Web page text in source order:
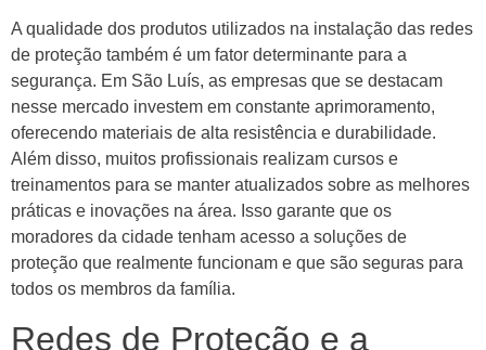
A qualidade dos produtos utilizados na instalação das redes
de proteção também é um fator determinante para a
segurança. Em São Luís, as empresas que se destacam
nesse mercado investem em constante aprimoramento,
oferecendo materiais de alta resistência e durabilidade.
Além disso, muitos profissionais realizam cursos e
treinamentos para se manter atualizados sobre as melhores
práticas e inovações na área. Isso garante que os
moradores da cidade tenham acesso a soluções de
proteção que realmente funcionam e que são seguras para
todos os membros da família.
Redes de Proteção e a